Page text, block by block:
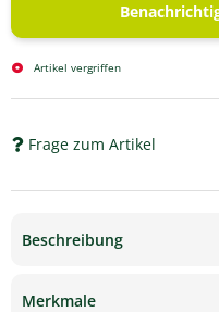
Artikel vergriffen
Frage zum Artikel
Beschreibung
Merkmale